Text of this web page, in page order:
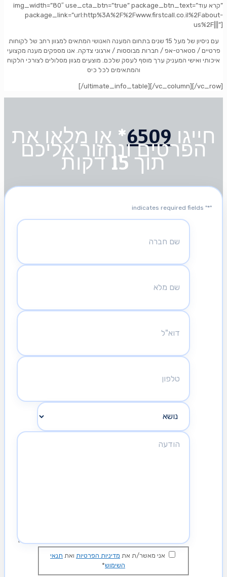
img_width=”80″ use_cta_btn=”true” package_btn_text=”קרא עוד”
package_link=”url:http%3A%2F%2Fwww.firstcall.co.il%2Fabout-
us%2F|||”]
עם ניסיון של מעל 15 שנים בתחום המענה האנושי המתאים למגוון רחב של לקוחות
פרטיים / סטארט-אפ / חברות מבוססות / ארגוני צדקה. אנו מספקים מענה מקצועי
איכותי ואישי המעניק ערך מוסף לעסק שלכם. מוצעים מגוון מסלולים לצורכי הלקוח
והמתאימים לכל כיס
[/ultimate_info_table][/vc_column][/vc_row]
חייגו 6509* או מלאו את
הפרטים ונחזור אליכם
תוך 15 דקות
"
*
" indicates required fields
אני מאשר/ת את מדיניות הפרטיות ואת תנאי
השימוש*